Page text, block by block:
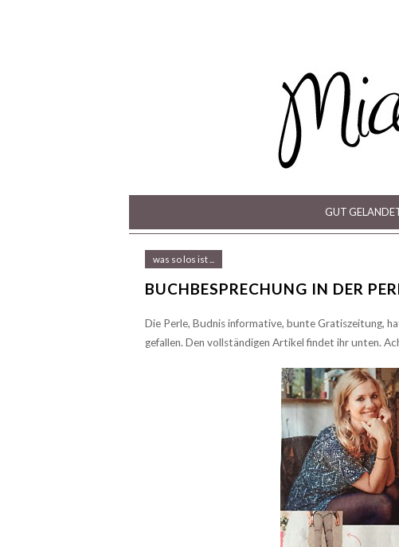
GUT
was so los ist ...
BUCHBESPRECHUNG IN DER
Die Perle, Budnis informative, bunte Gratiszeitung,
gefallen. Den vollständigen Artikel findet ihr unten.